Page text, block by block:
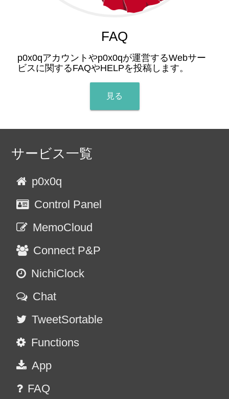
FAQ
p0x0qアカウントやp0x0qが運営するWebサー
ビスに関するFAQやHELPを投稿します。
見る
サービス一覧
p0x0q
Control Panel
MemoCloud
Connect P&P
NichiClock
Chat
TweetSortable
Functions
App
FAQ